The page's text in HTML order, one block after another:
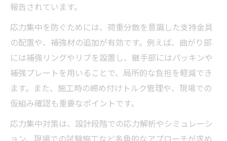
報告されています。
応力集中を防ぐためには、荷重分散を意識した支持金具
の配置や、補強材の追加が有効です。例えば、曲がり部
には補強リングやリブを設置し、継手部にはパッキンや
補強プレートを用いることで、局所的な負担を軽減でき
ます。また、施工時の締め付けトルク管理や、現場での
仮組み確認も重要なポイントです。
応力集中対策は、設計段階での応力解析やシミュレーシ